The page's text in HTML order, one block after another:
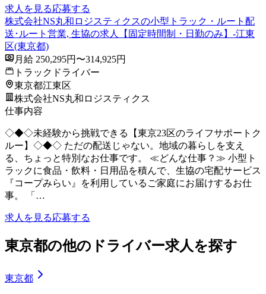
求人を見る応募する
株式会社NS丸和ロジスティクスの小型トラック・ルート配
送･ルート営業, 生協の求人【固定時間制・日勤のみ】-江東
区(東京都)
月給 250,295円〜314,925円
トラックドライバー
東京都江東区
株式会社NS丸和ロジスティクス
仕事内容
◇◆◇未経験から挑戦できる【東京23区のライフサポートク
ルー】◇◆◇ ただの配送じゃない。地域の暮らしを支え
る、ちょっと特別なお仕事です。 ≪どんな仕事？≫ 小型ト
ラックに食品・飲料・日用品を積んで、生協の宅配サービス
『コープみらい』を利用しているご家庭にお届けするお仕
事。 「…
求人を見る応募する
東京都の他のドライバー求人を探す
東京都